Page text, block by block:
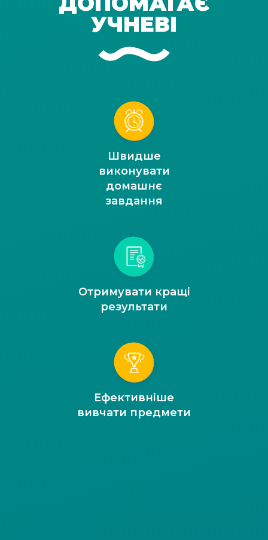
УЧНЕВІ
Швидше
виконувати
домашнє
завдання
Отримувати кращі
результати
Ефективніше
вивчати предмети